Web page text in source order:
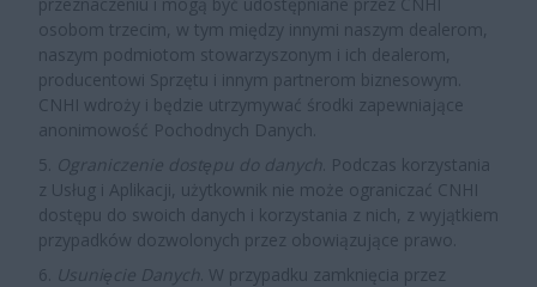
osobom trzecim, w tym między innymi naszym dealerom,
naszym podmiotom stowarzyszonym i ich dealerom,
producentowi Sprzętu i innym partnerom biznesowym.
CNHI wdroży i będzie utrzymywać środki zapewniające
anonimowość Pochodnych Danych.
5. Ograniczenie dostępu do danych . Podczas korzystania
z Usług i Aplikacji, użytkownik nie może ograniczać CNHI
dostępu do swoich danych i korzystania z nich, z wyjątkiem
przypadków dozwolonych przez obowiązujące prawo.
6. Usunięcie Danych . W przypadku zamknięcia przez